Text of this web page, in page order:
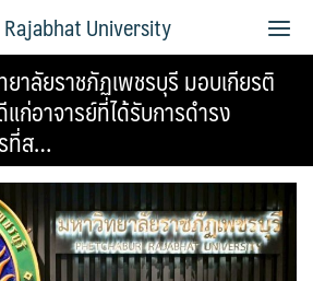
University
าลัยราชภัฏเพชรบุรี มอบเกียรติ
ก่อาจารย์ที่ได้รับการดำรง
ที่ส…